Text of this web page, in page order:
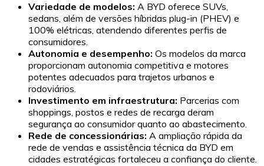
Variedade de modelos: A BYD oferece SUVs,
sedans, além de versões híbridas plug-in (PHEV) e
100% elétricas, atendendo diferentes perfis de
consumidores.
Autonomia e desempenho: Os modelos da marca
proporcionam autonomia competitiva e motores
potentes adecuados para trajetos urbanos e
rodoviários.
Investimento em infraestrutura: Parcerias com
shoppings, postos e redes de recarga deram
segurança ao consumidor quanto ao abastecimento.
Rede de concessionárias: A ampliação rápida da
rede de vendas e assistência técnica da BYD em
cidades estratégicas fortaleceu a confiança do cliente.